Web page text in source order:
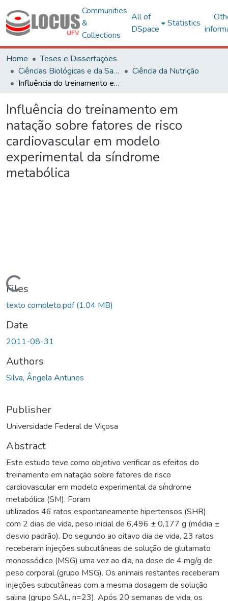
Communities
&
Collections
All of
DSpace
Statistics
Home
Teses e Dissertações
Ciências Biológicas e da Saúde
Ciência da Nutrição
Influência do treinamento em natação sobre fatores de risco cardiovascular em modelo experimental da síndrome metabólica
Influência do treinamento em
natação sobre fatores de risco
cardiovascular em modelo
experimental da síndrome
metabólica
Files
texto completo.pdf(1.04 MB)
Date
2011-08-31
Authors
Silva, Ângela Antunes
Publisher
Universidade Federal de Viçosa
Abstract
Este estudo teve como objetivo verificar os efeitos do
treinamento em natação sobre fatores de risco
cardiovascular em modelo experimental da síndrome
metabólica (SM). Foram
utilizados 46 ratos espontaneamente hipertensos (SHR)
com 2 dias de vida, peso inicial de 6,496 ± 0,177 g (média ±
desvio padrão). Do segundo ao oitavo dia de vida, 23 ratos
receberam injeções subcutâneas de solução de glutamato
monossódico (MSG) uma vez ao dia, na dose de 4 mg/g de
peso corporal (grupo MSG). Os animais restantes receberam
injeções subcutâneas com a mesma dosagem de solução
salina (grupo SAL, n=23). Após 20 semanas de vida, os